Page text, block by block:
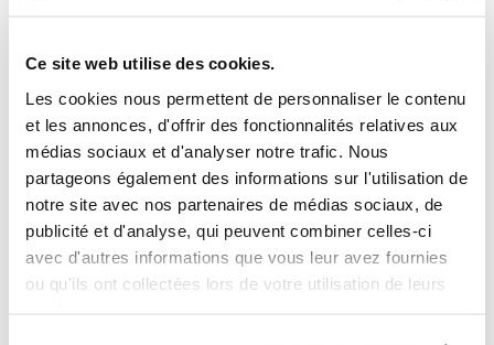
Ce site web utilise des cookies.
Les cookies nous permettent de personnaliser le contenu
et les annonces, d'offrir des fonctionnalités relatives aux
médias sociaux et d'analyser notre trafic. Nous
partageons également des informations sur l'utilisation de
notre site avec nos partenaires de médias sociaux, de
publicité et d'analyse, qui peuvent combiner celles-ci
avec d'autres informations que vous leur avez fournies
ou qu'ils ont collectées lors de votre utilisation de leurs
Agrafe
hydraulique 4
mors HP
Flexible H.P.
1,5m avec
rigide et agrafe